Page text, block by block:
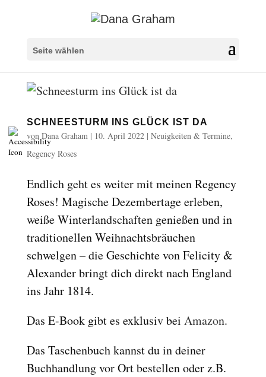
Seite wählen
SCHNEESTURM INS GLÜCK IST DA
von Dana Graham| 10. April 2022| Neuigkeiten & Termine,
Regency Roses
Endlich geht es weiter mit meinen Regency
Roses! Magische Dezembertage erleben,
weiße Winterlandschaften genießen und in
traditionellen Weihnachtsbräuchen
schwelgen – die Geschichte von Felicity &
Alexander bringt dich direkt nach England
ins Jahr 1814.
Das E-Book gibt es exklusiv bei Amazon.
Das Taschenbuch kannst du in deiner
Buchhandlung vor Ort bestellen oder z.B.
Überschriften markieren
settings
zoom_out Herauszoomen
remove_circle_outline
add_circle_outline
brightness_high Heller Kontrast
Dunkler Kontrast
format_underlined Links unterstreichen
font_download Links markieren
Reset
cached